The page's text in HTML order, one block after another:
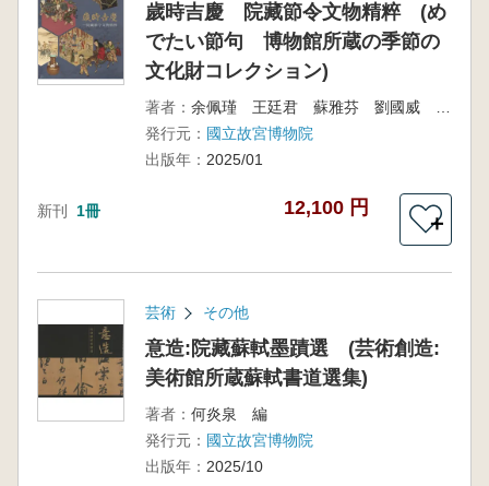
歲時吉慶 院藏節令文物精粹 (め
でたい節句 博物館所蔵の季節の
文化財コレクション)
著者：
発行元： 國立故宮博物院
出版年： 2025/01
新刊 1冊 12,100 円
＋
芸術 その他
意造:院藏蘇軾墨蹟選 (芸術創造:
美術館所蔵蘇軾書道選集)
著者： 何炎泉 編
発行元： 國立故宮博物院
出版年： 2025/10